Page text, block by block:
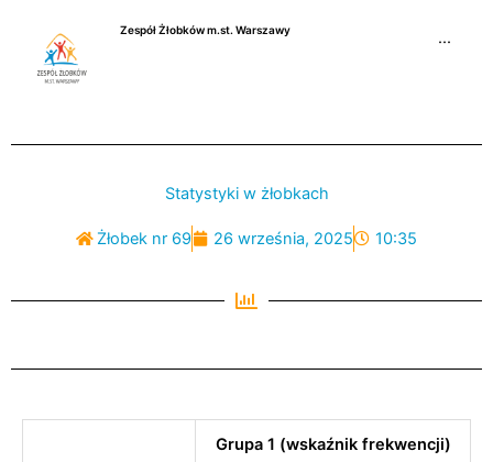
Zespół Żłobków m.st. Warszawy
···
Statystyki w żłobkach
Żłobek nr 69 26 września, 2025 10:35
Grupa 1 (wskaźnik frekwencji)